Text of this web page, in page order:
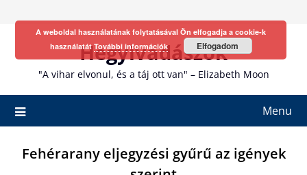
Hegyivadászok
"A vihar elvonul, és a táj ott van" – Elizabeth Moon
Menu
Fehérarany eljegyzési gyűrű az igények
A weboldal használatának folytatásával Ön elfogadja a cookie-k
használatátTovábbi információk Elfogadom